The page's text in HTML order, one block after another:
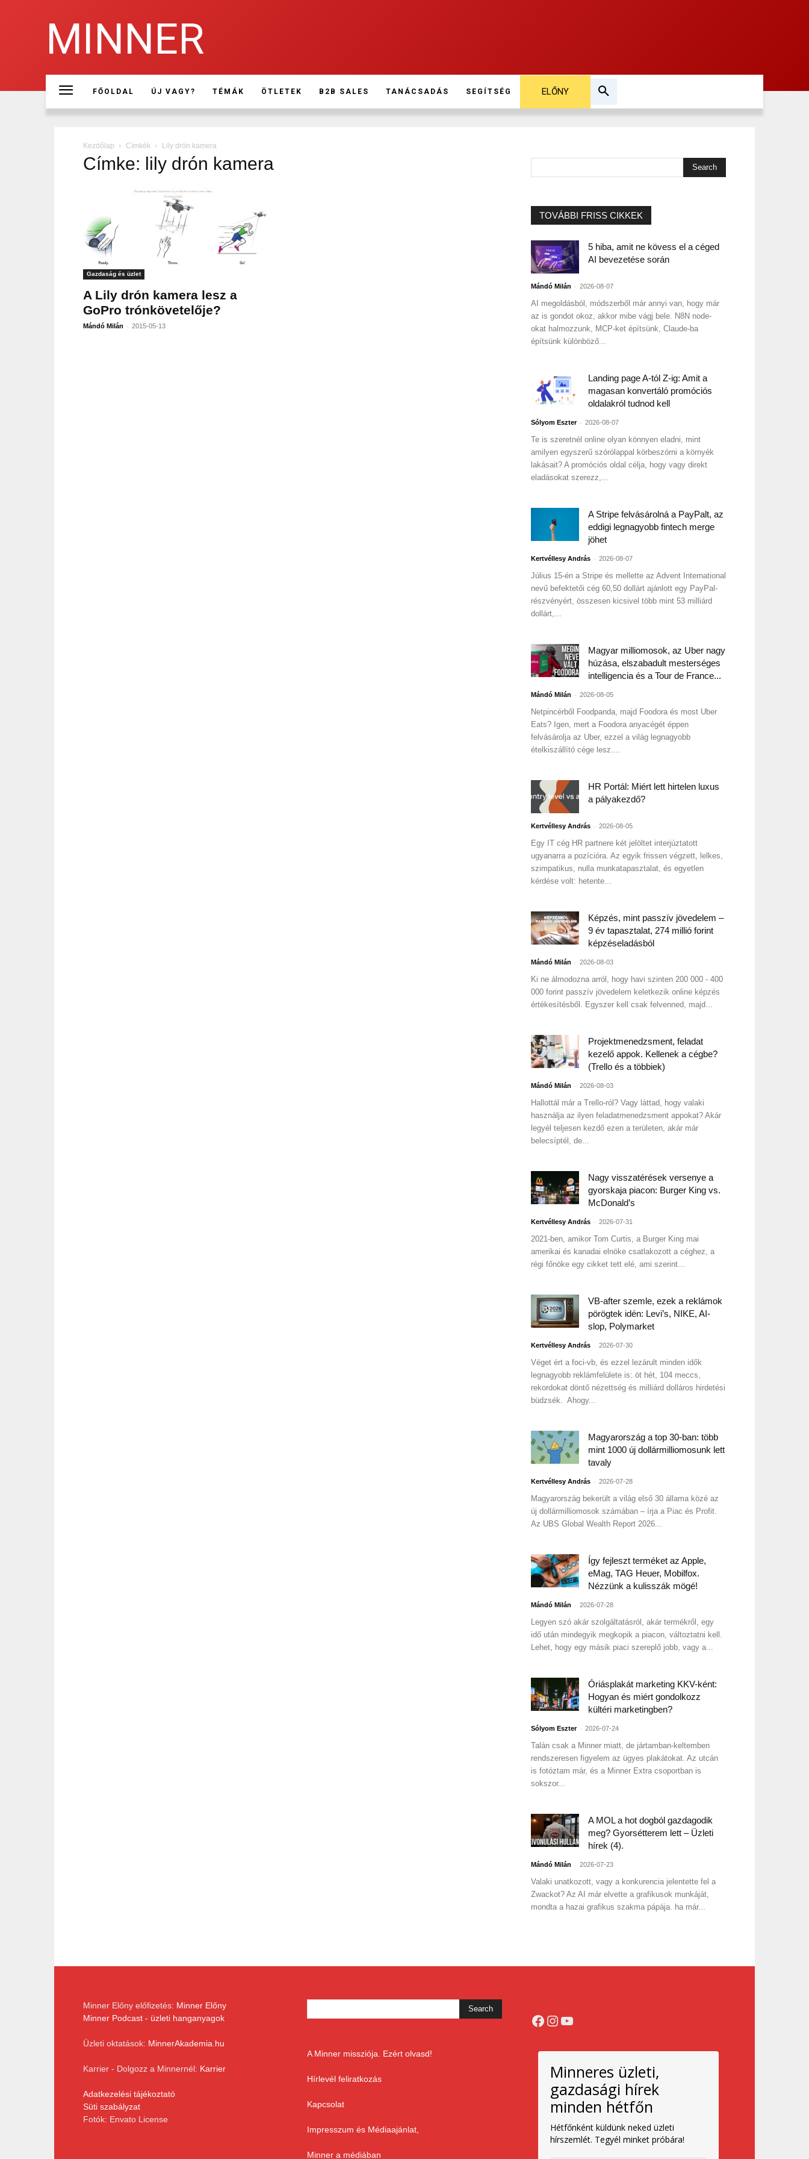
MINNER
FŐOLDAL ÚJ VAGY? TÉMÁK ÖTLETEK B2B SALES TANÁCSADÁS SEGÍTSÉG ELŐNY
Kezdőlap Címkék Lily drón kamera
Címke: lily drón kamera
Gazdaság és üzlet
A Lily drón kamera lesz a
GoPro trónkövetelője?
Mándó Milán - 2015-05-13
TOVÁBBI FRISS CIKKEK
5 hiba, amit ne kövess el a céged
AI bevezetése során
Mándó Milán - 2026-08-07
AI megoldásból, módszerből már annyi van, hogy már
az is gondot okoz, akkor mibe vágj bele. N8N node-
okat halmozzunk, MCP-ket építsünk, Claude-ba
építsünk különböző...
Landing page A-tól Z-ig: Amit a
magasan konvertáló promóciós
oldalakról tudnod kell
Sólyom Eszter - 2026-08-07
Te is szeretnél online olyan könnyen eladni, mint
amilyen egyszerű szórólappal körbeszórni a környék
lakásait? A promóciós oldal célja, hogy vagy direkt
eladásokat szerezz,...
A Stripe felvásárolná a PayPalt, az
eddigi legnagyobb fintech merge
jöhet
Kertvéllesy András - 2026-08-07
Július 15-én a Stripe és mellette az Advent International
nevű befektetői cég 60,50 dollárt ajánlott egy PayPal-
részvényért, összesen kicsivel több mint 53 milliárd
dollárt,...
Magyar milliomosok, az Uber nagy
húzása, elszabadult mesterséges
intelligencia és a Tour de France...
Mándó Milán - 2026-08-05
Netpincérből Foodpanda, majd Foodora és most Uber
Eats? Igen, mert a Foodora anyacégét éppen
felvásárolja az Uber, ezzel a világ legnagyobb
ételkiszállító cége lesz....
HR Portál: Miért lett hirtelen luxus
a pályakezdő?
Kertvéllesy András - 2026-08-05
Egy IT cég HR partnere két jelöltet interjúztatott
ugyanarra a pozícióra. Az egyik frissen végzett, lelkes,
szimpatikus, nulla munkatapasztalat, és egyetlen
kérdése volt: hetente...
Képzés, mint passzív jövedelem –
9 év tapasztalat, 274 millió forint
képzéseladásból
Mándó Milán - 2026-08-03
Ki ne álmodozna arról, hogy havi szinten 200 000 - 400
000 forint passzív jövedelem keletkezik online képzés
értékesítésből. Egyszer kell csak felvenned, majd...
Projektmenedzsment, feladat
kezelő appok. Kellenek a cégbe?
(Trello és a többiek)
Mándó Milán - 2026-08-03
Hallottál már a Trello-ról? Vagy láttad, hogy valaki
használja az ilyen feladatmenedzsment appokat? Akár
legyél teljesen kezdő ezen a területen, akár már
belecsíptél, de...
Nagy visszatérések versenye a
gyorskaja piacon: Burger King vs.
McDonald’s
Kertvéllesy András - 2026-07-31
2021-ben, amikor Tom Curtis, a Burger King mai
amerikai és kanadai elnöke csatlakozott a céghez, a
régi főnöke egy cikket tett elé, ami szerint...
VB-after szemle, ezek a reklámok
pörögtek idén: Levi’s, NIKE, AI-
slop, Polymarket
Kertvéllesy András - 2026-07-30
Véget ért a foci-vb, és ezzel lezárult minden idők
legnagyobb reklámfelülete is: öt hét, 104 meccs,
rekordokat döntő nézettség és milliárd dolláros hirdetési
büdzsék. Ahogy...
Magyarország a top 30-ban: több
mint 1000 új dollármilliomosunk lett
tavaly
Kertvéllesy András - 2026-07-28
Magyarország bekerült a világ első 30 állama közé az
új dollármilliomosok számában – írja a Piac és Profit.
Az UBS Global Wealth Report 2026...
Így fejleszt terméket az Apple,
eMag, TAG Heuer, Mobilfox.
Nézzünk a kulisszák mögé!
Mándó Milán - 2026-07-28
Legyen szó akár szolgáltatásról, akár termékről, egy
idő után mindegyik megkopik a piacon, változtatni kell.
Lehet, hogy egy másik piaci szereplő jobb, vagy a...
Óriásplakát marketing KKV-ként:
Hogyan és miért gondolkozz
kültéri marketingben?
Sólyom Eszter - 2026-07-24
Talán csak a Minner miatt, de jártamban-keltemben
rendszeresen figyelem az ügyes plakátokat. Az utcán
is fotóztam már, és a Minner Extra csoportban is
sokszor...
A MOL a hot dogból gazdagodik
meg? Gyorsétterem lett – Üzleti
hírek (4).
Mándó Milán - 2026-07-23
Valaki unatkozott, vagy a konkurencia jelentette fel a
Zwackot? Az AI már elvette a grafikusok munkáját,
mondta a hazai grafikus szakma pápája. ha már...
Minner Előny előfizetés: Minner Előny
Minner Podcast - üzleti hanganyagok
Üzleti oktatások: MinnerAkademia.hu
Karrier - Dolgozz a Minnernél: Karrier
Adatkezelési tájékoztató
Süti szabályzat
Fotók: Envato License
A Minner missziója. Ezért olvasd!
Hírlevél feliratkozás
Kapcsolat
Impresszum és Médiaajánlat,
Minner a médiában
Facebook
Instagram
YouTube
Minneres üzleti,
gazdasági hírek
minden hétfőn
Hétfőnként küldünk neked üzleti
hírszemlét. Tegyél minket próbára!